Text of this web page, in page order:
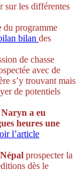
sur les différentes
du programme
bilan des
de chasse
avec de
s’y trouvant mais
de potentiels
a eu
heures une
l’article
Népal prospecter la
dès le